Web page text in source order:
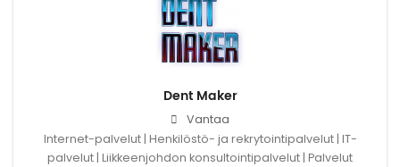
Dent Maker
Vantaa
Internet-palvelut | Henkilöstö- ja rekrytointipalvelut | IT-
palvelut | Liikkeenjohdon konsultointipalvelut | Palvelut